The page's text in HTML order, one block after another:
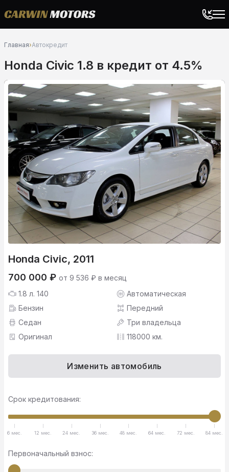
Главная›Автокредит
Honda Civic 1.8 в кредит от 4.5%
Honda Civic, 2011
700 000 ₽ от 9 536 ₽ в месяц
1.8 л. 140
Автоматическая
Бензин
Передний
Седан
Три владельца
Оригинал
118000 км.
Изменить автомобиль
Срок кредитования:
6 мес. 12 мес. 24 мес. 36 мес. 48 мес. 64 мес. 72 мес. 84 мес.
Первоначальный взнос: